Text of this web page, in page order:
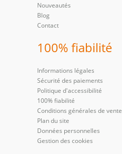
Nouveautés
Blog
Contact
100% fiabilité
Informations légales
Sécurité des paiements
Politique d'accessibilité
100% fiabilité
Conditions générales de vente
Plan du site
Données personnelles
Gestion des cookies